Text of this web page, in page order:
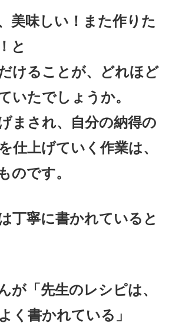
美味しい！また作りた
と
けることが、どれほど
いたでしょうか。
まされ、自分の納得の
仕上げていく作業は、
のです。
丁寧に書かれていると
が「先生のレシピは、
く書かれている」